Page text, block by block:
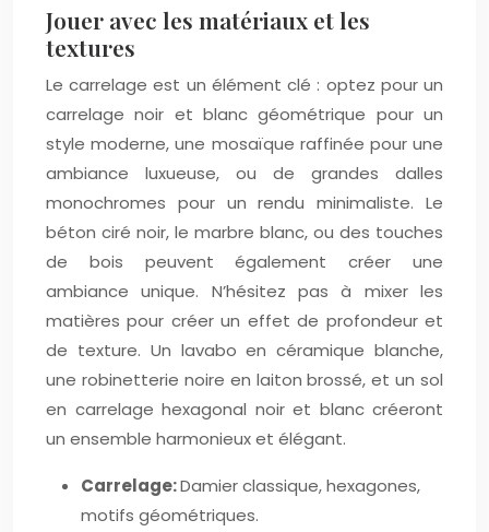
Jouer avec les matériaux et les
textures
Le carrelage est un élément clé : optez pour un
carrelage noir et blanc géométrique pour un
style moderne, une mosaïque raffinée pour une
ambiance luxueuse, ou de grandes dalles
monochromes pour un rendu minimaliste. Le
béton ciré noir, le marbre blanc, ou des touches
de bois peuvent également créer une
ambiance unique. N’hésitez pas à mixer les
matières pour créer un effet de profondeur et
de texture. Un lavabo en céramique blanche,
une robinetterie noire en laiton brossé, et un sol
en carrelage hexagonal noir et blanc créeront
un ensemble harmonieux et élégant.
Carrelage:Damier classique, hexagones,
motifs géométriques.